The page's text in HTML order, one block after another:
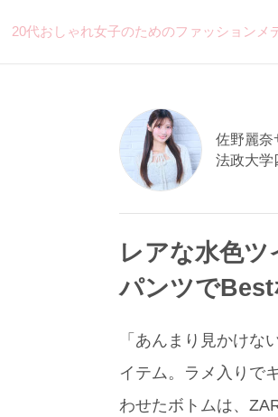
20代おしゃれ女子のためのファッション
佐野麗奈
法政大学
レアな水色
パンツで
「あんまり見かけ
イテム。ラメ入りで
わせたボトムは、